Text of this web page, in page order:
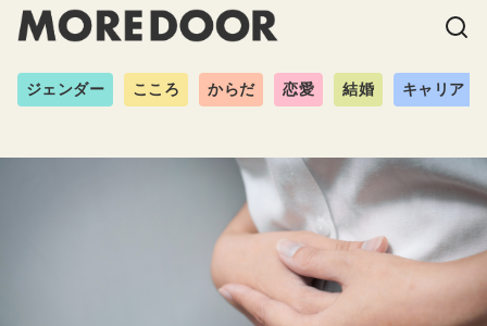
ジェンダー こころ からだ 恋愛 結婚 キャリア